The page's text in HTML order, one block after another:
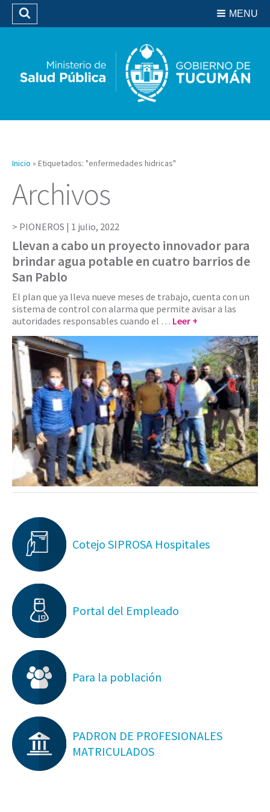
Biblioteca
MENU
Buscar
Inicio » Etiquetados: "enfermedades hidricas"
Archivos
PIONEROS | 1 julio, 2022
Llevan a cabo un proyecto innovador para
brindar agua potable en cuatro barrios de
San Pablo
El plan que ya lleva nueve meses de trabajo, cuenta con un
sistema de control con alarma que permite avisar a las
autoridades responsables cuando el … Leer +
Cotejo SIPROSA Hospitales
Portal del Empleado
Para la población
PADRON DE PROFESIONALES
MATRICULADOS